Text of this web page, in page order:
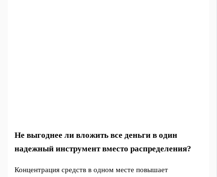
Не выгоднее ли вложить все деньги в один
надежный инструмент вместо распределения?
Концентрация средств в одном месте повышает